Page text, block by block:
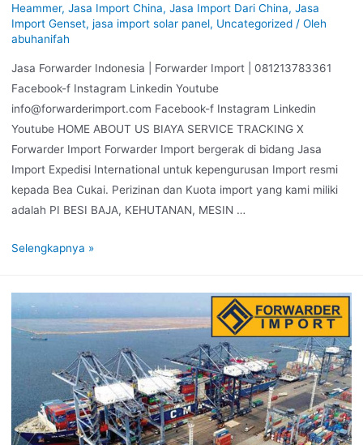
Heammer, Jasa Import China, Jasa Import Dari China, Jasa
Import Genset, jasa import solar panel, Uncategorized/ Oleh
abuhanifah
Jasa Forwarder Indonesia | Forwarder Import | 081213783361
Facebook-f Instagram Linkedin Youtube
info@forwarderimport.com Facebook-f Instagram Linkedin
Youtube HOME ABOUT US BIAYA SERVICE TRACKING X
Forwarder Import Forwarder Import bergerak di bidang Jasa
Import Expedisi International untuk kepengurusan Import resmi
kepada Bea Cukai. Perizinan dan Kuota import yang kami miliki
adalah PI BESI BAJA, KEHUTANAN, MESIN …
Selengkapnya »